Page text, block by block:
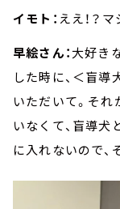
イモト： ええ！？マ
早絵さん：大好き
した時に、＜盲導
いただいて。そ
いなくて、盲導
に入れないので、